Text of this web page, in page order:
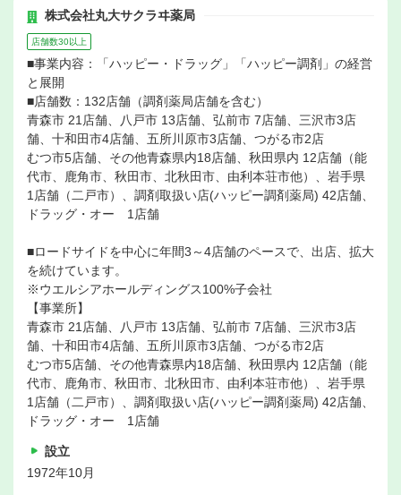
株式会社丸大サクラヰ薬局
店舗数30以上
■事業内容：「ハッピー・ドラッグ」「ハッピー調剤」の経営
と展開
■店舗数：132店舗（調剤薬局店舗を含む）
青森市 21店舗、八戸市 13店舗、弘前市 7店舗、三沢市3店
舗、十和田市4店舗、五所川原市3店舗、つがる市2店
むつ市5店舗、その他青森県内18店舗、秋田県内 12店舗（能
代市、鹿角市、秋田市、北秋田市、由利本荘市他）、岩手県
1店舗（二戸市）、調剤取扱い店(ハッピー調剤薬局) 42店舗、
ドラッグ・オー 1店舗
■ロードサイドを中心に年間3～4店舗のペースで、出店、拡大
を続けています。
※ウエルシアホールディングス100%子会社
【事業所】
青森市 21店舗、八戸市 13店舗、弘前市 7店舗、三沢市3店
舗、十和田市4店舗、五所川原市3店舗、つがる市2店
むつ市5店舗、その他青森県内18店舗、秋田県内 12店舗（能
代市、鹿角市、秋田市、北秋田市、由利本荘市他）、岩手県
1店舗（二戸市）、調剤取扱い店(ハッピー調剤薬局) 42店舗、
ドラッグ・オー 1店舗
設立
1972年10月